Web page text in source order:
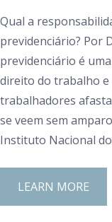
Qual a
previdenciário? Por
previdenciário é
direito do trabalho
trabalhadores
se veem sem
Instituto Nacional
LEARN MORE